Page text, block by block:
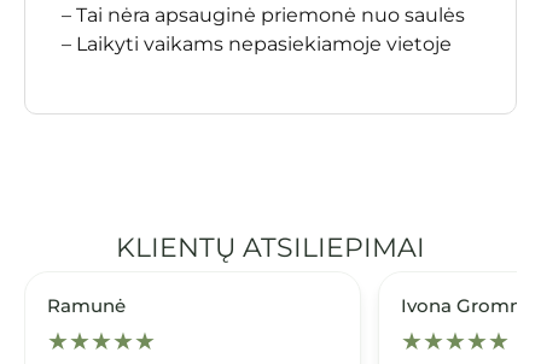
– Tai nėra apsauginė priemonė nuo saulės
– Laikyti vaikams nepasiekiamoje vietoje
KLIENTŲ ATSILIEPIMAI
Ramunė
★★★★★
Ivona
★★★★★